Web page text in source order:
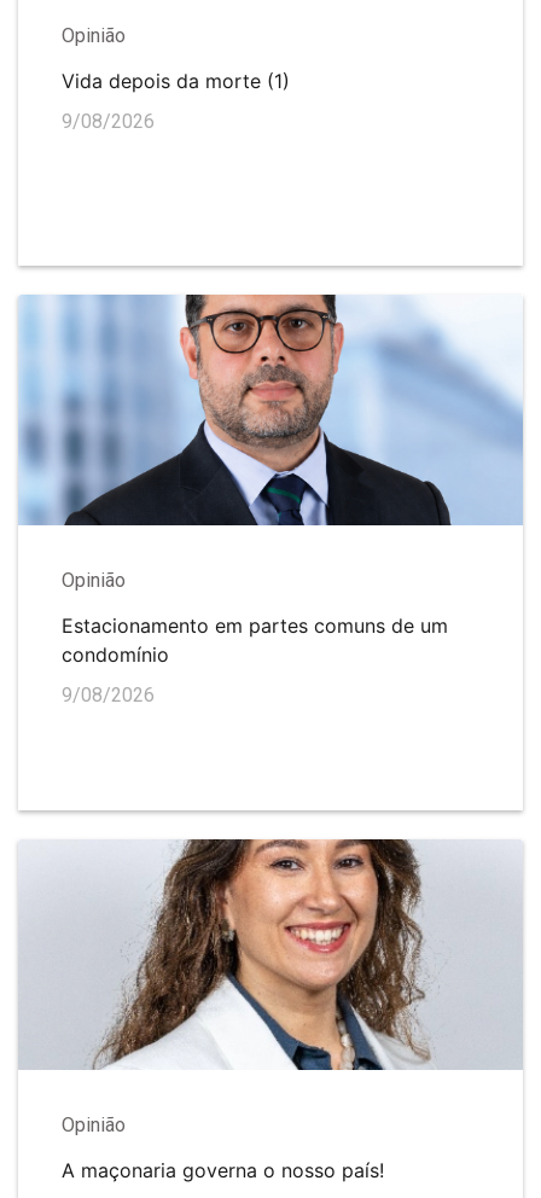
Opinião
Vida depois da morte (1)
9/08/2026
Opinião
Estacionamento em partes comuns de um
condomínio
9/08/2026
Opinião
A maçonaria governa o nosso país!